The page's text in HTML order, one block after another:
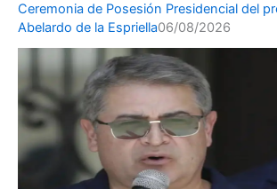
Ceremonia de Posesión Presidencial del
Abelardo de la Espriella06/08/2026